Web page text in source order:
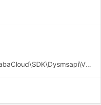
Creation of dynamic property AlibabaCloud\SDK\Dysmsapi\V20170525\Models\SendSmsRequest::$PhoneNumbers is deprecated